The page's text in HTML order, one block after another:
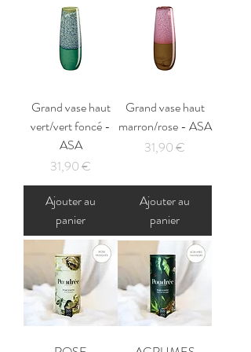
Grand vase haut
vert/vert foncé -
ASA
Prix
31,90 €
Ajouter au
panier
Grand vase haut
marron/rose - ASA
Prix
31,90 €
Ajouter au
panier